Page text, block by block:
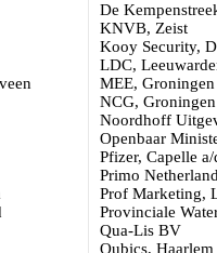
De
KNVB, Zeist
Kooy Security,
LDC,
MEE, Groningen
NCG, Groningen
Noordhoff
Openbaar
Pfizer, Capelle a/
Primo
Prof Marketing,
Provinciale
Qua-Lis BV
Qubics, Haarlem